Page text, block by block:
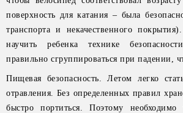
поверхность для катания – была
транспорта и некачественного
научить ребенка технике
правильно сгруппироваться при падении,
Пищевая безопасность. Летом легко
отравления. Без определенных правил
быстро портиться. Поэтому необходимо